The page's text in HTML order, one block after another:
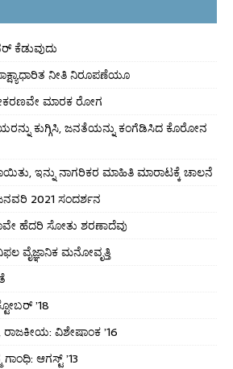
ನೀತಿ ನಿರೂಪಣೆಯೂ
ಮಾರಕ ರೋಗ
ಕುಗ್ಗಿಸಿ, ಜನತೆಯನ್ನು ಕಂಗೆಡಿಸಿದ ಕೊರೋನ
ಇನ್ನು ನಾಗರಿಕರ ಮಾಹಿತಿ ಮಾರಾಟಕ್ಕೆ ಚಾಲನೆ
2021 ಸಂದರ್ಶನ
ಹೆದರಿ ಸೋತು ಶರಣಾದೆವು
ವೈಜ್ಞಾನಿಕ ಮನೋವೃತ್ತಿ
’18
ವಿಶೇಷಾಂಕ ’16
ಆಗಸ್ಟ್ ’13